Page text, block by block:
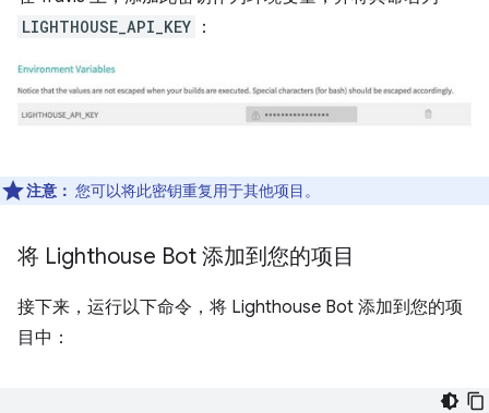
LIGHTHOUSE_API_KEY ：
注意： 您可以将此密钥重复用于其他项目。
将 Lighthouse Bot 添加到您的项目
接下来，运行以下命令，将 Lighthouse Bot 添加到您的项
目中：